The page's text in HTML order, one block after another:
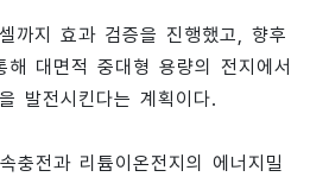
까지 효과 검증을 진행했고, 향후
대면적 중대형 용량의 전지에서
발전시킨다는 계획이다.
충전과 리튬이온전지의 에너지밀